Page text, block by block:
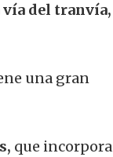
vía del tranvía,
una gran
que incorpora